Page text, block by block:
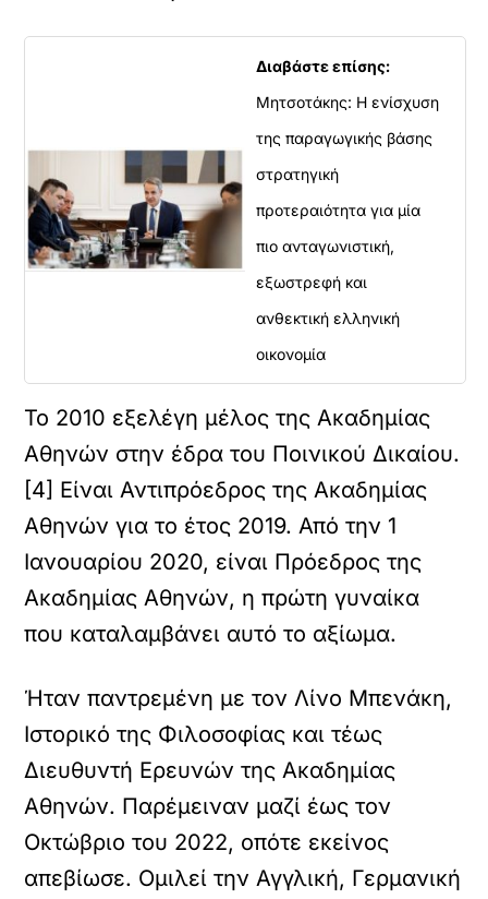
Διαβάστε επίσης:
Μητσοτάκης: Η ενίσχυση
της παραγωγικής βάσης
στρατηγική
προτεραιότητα για μία
πιο ανταγωνιστική,
εξωστρεφή και
ανθεκτική ελληνική
οικονομία
Το 2010 εξελέγη μέλος της Ακαδημίας
Αθηνών στην έδρα του Ποινικού Δικαίου.
[4] Είναι Αντιπρόεδρος της Ακαδημίας
Αθηνών για το έτος 2019. Από την 1
Ιανουαρίου 2020, είναι Πρόεδρος της
Ακαδημίας Αθηνών, η πρώτη γυναίκα
που καταλαμβάνει αυτό το αξίωμα.
Ήταν παντρεμένη με τον Λίνο Μπενάκη,
Ιστορικό της Φιλοσοφίας και τέως
Διευθυντή Ερευνών της Ακαδημίας
Αθηνών. Παρέμειναν μαζί έως τον
Οκτώβριο του 2022, οπότε εκείνος
απεβίωσε. Ομιλεί την Αγγλική, Γερμανική